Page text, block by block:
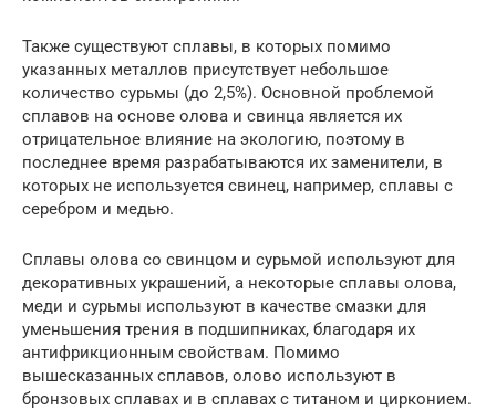
Также существуют сплавы, в которых помимо
указанных металлов присутствует небольшое
количество сурьмы (до 2,5%). Основной проблемой
сплавов на основе олова и свинца является их
отрицательное влияние на экологию, поэтому в
последнее время разрабатываются их заменители, в
которых не используется свинец, например, сплавы с
серебром и медью.
Сплавы олова со свинцом и сурьмой используют для
декоративных украшений, а некоторые сплавы олова,
меди и сурьмы используют в качестве смазки для
уменьшения трения в подшипниках, благодаря их
антифрикционным свойствам. Помимо
вышесказанных сплавов, олово используют в
бронзовых сплавах и в сплавах с титаном и цирконием.